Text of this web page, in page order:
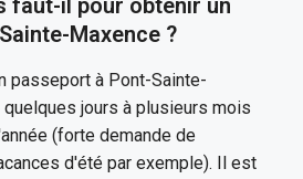
faut-il pour obtenir un
Maxence ?
passeport à Pont-Sainte-
jours à plusieurs mois
(forte demande de
d'été par exemple). Il est